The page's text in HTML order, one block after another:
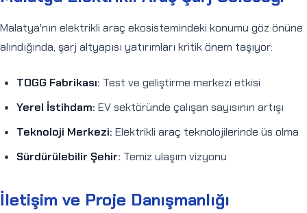
Malatya'nın elektrikli araç ekosistemindeki konumu göz önüne
alındığında, şarj altyapısı yatırımları kritik önem taşıyor:
TOGG Fabrikası: Test ve geliştirme merkezi etkisi
Yerel İstihdam: EV sektöründe çalışan sayısının artışı
Teknoloji Merkezi: Elektrikli araç teknolojilerinde üs olma
Sürdürülebilir Şehir: Temiz ulaşım vizyonu
İletişim ve Proje Danışmanlığı